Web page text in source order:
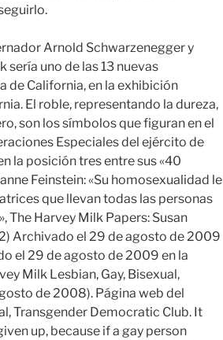
Arnold Schwarzenegger y
sería uno de las 13 nuevas
de California, en la exhibición
El roble, representando la dureza,
son los símbolos que figuran en el
Especiales del ejército de
la posición tres entre sus «40
Feinstein: «Su homosexualidad le
que llevan todas las personas
The Harvey Milk Papers: Susan
Archivado el 29 de agosto de 2009
el 29 de agosto de 2009 en la
Milk Lesbian, Gay, Bisexual,
de 2008). Página web del
Transgender Democratic Club. It
up, because if a gay person